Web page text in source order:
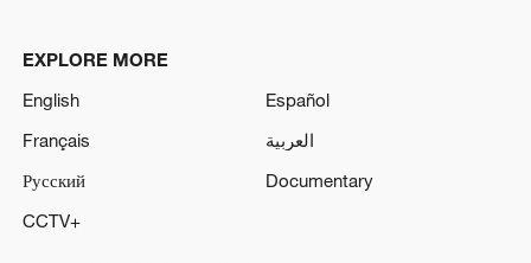
EXPLORE MORE
English
Español
Français
العربية
Русский
Documentary
CCTV+